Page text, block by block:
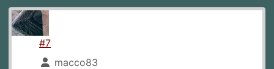
#7
macco83